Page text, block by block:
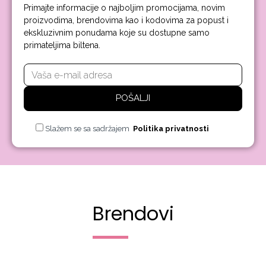
Primajte informacije o najboljim promocijama, novim
proizvodima, brendovima kao i kodovima za popust i
ekskluzivnim ponudama koje su dostupne samo
primateljima biltena.
POŠALJI
Slažem se sa sadržajem Politika privatnosti
Brendovi